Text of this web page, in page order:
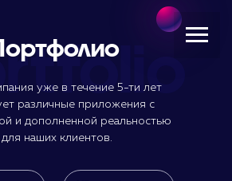
уже в течение 5-ти лет
различные приложения с
и дополненной реальностью
для наших клиентов.